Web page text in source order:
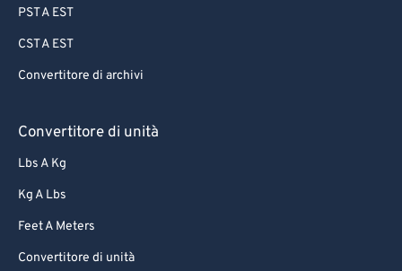
PST A EST
CST A EST
Convertitore di archivi
Convertitore di unità
Lbs A Kg
Kg A Lbs
Feet A Meters
Convertitore di unità